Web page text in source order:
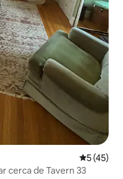
5 (45)
cerca de Tavern 33